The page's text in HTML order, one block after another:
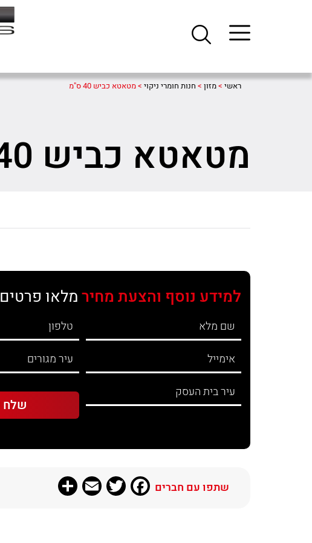
ראשי >מזון > חנות חומרי ניקוי >מטאטא כביש 40 ס"מ
מטאטא כביש 40 ס"מ
למידע נוסף והצעת מחירמלאו פרטים
שתפו עם חברים Facebook
Twitter
Email